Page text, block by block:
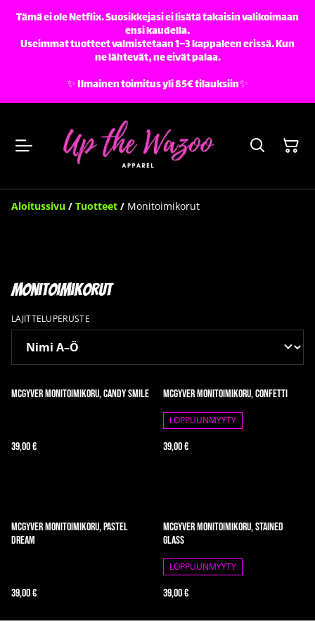
Tämä ei ole Netflix. Suosikkejasi ei lisätä takaisin valikoimaan
ensi kaudella.
Useimmat tuotteet valmistetaan 1–3 kappaleen erissä. Kun
ne lähtevät, ne eivät palaa.
✨️ Ilmainen toimitus yli 85€ tilauksiin✨️
Aloitussivu / Tuotteet / Monitoimikorut
Monitoimikorut
LAJITTELUPERUSTE
McGyver Monitoimikoru, Candy Smile
39,00 €
McGyver Monitoimikoru, Confetti
LOPPUUNMYYTY
39,00 €
McGyver Monitoimikoru, Pastel
Dream
39,00 €
McGyver Monitoimikoru, Stained
Glass
LOPPUUNMYYTY
39,00 €